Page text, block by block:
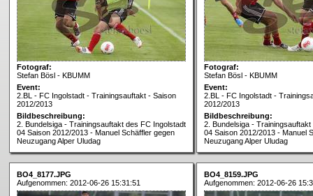
Fotograf:
Stefan Bösl - KBUMM
Event:
2.BL - FC Ingolstadt - Trainingsauftakt - Saison
2012/2013
Bildbeschreibung:
2. Bundelsiga - Trainingsauftakt des FC Ingolstadt
04 Saison 2012/2013 - Manuel Schäffler gegen
Neuzugang Alper Uludag
Fotograf:
Stefan Bösl - KBUMM
Event:
2.BL - FC Ingolstadt -
2012/2013
Bildbeschreibung:
2. Bundelsiga -
04 Saison 2012/2013 - Manuel
Neuzugang Alper Uludag
BO4_8177.JPG
Aufgenommen: 2012-06-26 15:31:51
BO4_8159.JPG
Aufgenommen: 2012-06-26